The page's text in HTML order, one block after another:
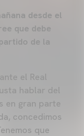
desde el
que debe
de la
el Real
hablar del
en gran parte
concedimos
que